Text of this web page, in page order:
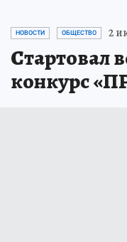
НОВОСТИ ОБЩЕСТВО 2
Стартовал